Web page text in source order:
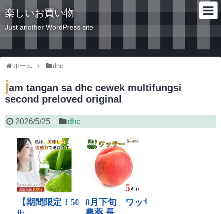
楽しいお買い物
Just another WordPress site
ホーム dhc
jam tangan sa dhc cewek multifungsi
second preloved original
2026/5/25 dhc